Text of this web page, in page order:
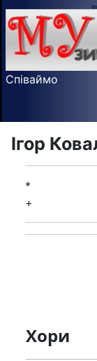
Співаймо
Ігор
*
+
Хори